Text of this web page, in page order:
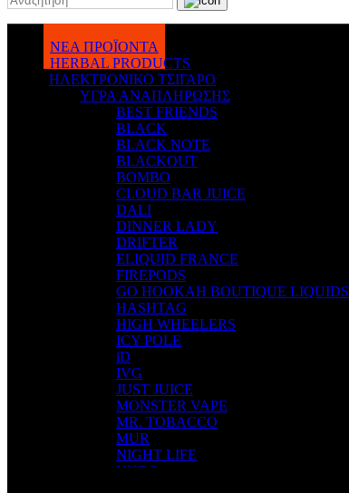
ΝΕΑ ΠΡΟΪΟΝΤΑ
HERBAL PRODUCTS
ΗΛΕΚΤΡΟΝΙΚΟ ΤΣΙΓΑΡΟ
ΥΓΡΑ ΑΝΑΠΛΗΡΩΣΗΣ
BEST FRIENDS
BLACK
BLACK NOTE
BLACKOUT
BOMBO
CLOUD BAR JUICE
DALI
DINNER LADY
DRIFTER
ELIQUID FRANCE
FIREPODS
GO HOOKAH BOUTIQUE LIQUIDS
HASHTAG
HIGH WHEELERS
ICY POLE
iD
IVG
JUST JUICE
MONSTER VAPE
MR. TOBACCO
MUR
NIGHT LIFE
NUBO